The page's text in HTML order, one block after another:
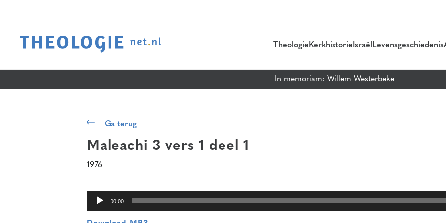
Theologie Kerkhistorie Israël Levensgeschiedenis
In memoriam: Willem Westerbeke
Ga terug
Maleachi 3 vers 1 deel 1
1976
00:00